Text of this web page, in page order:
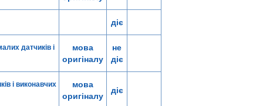
діє
датчиків і
мова
оригіналу
не
діє
і виконавчих
мова
оригіналу
діє